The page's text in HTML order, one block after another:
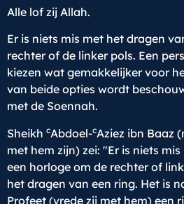
Alle lof zij Allah.
Er is niets mis met het dragen
rechter of de linker pols. Een
kiezen wat gemakkelijker voor
van beide opties wordt
met de Soennah.
Sheikh cAbdoel-cAziez ibn Baaz
met hem zijn) zei: "Er is niets
een horloge om de rechter of
het dragen van een ring. Het is
Profeet (vrede zij met hem) een